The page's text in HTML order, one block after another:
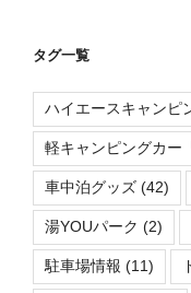
タグ一覧
ハイエースキャンピ
軽キャンピングカー
車中泊グッズ (42)
湯YOUパーク (2)
駐車場情報 (11)